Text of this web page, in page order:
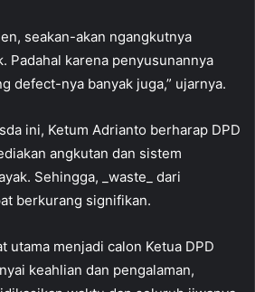
seakan-akan ngangkutnya
Padahal karena penyusunannya
defect-nya banyak juga,” ujarnya.
ini, Ketum Adrianto berharap DPD
angkutan dan sistem
Sehingga, _waste_ dari
berkurang signifikan.
utama menjadi calon Ketua DPD
keahlian dan pengalaman,